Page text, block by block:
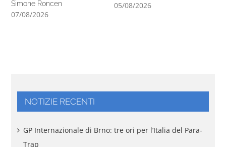
Simone Roncen
07/08/2026
05/08/2026
NOTIZIE RECENTI
GP Internazionale di Brno: tre ori per l’Italia del Para-
Trap